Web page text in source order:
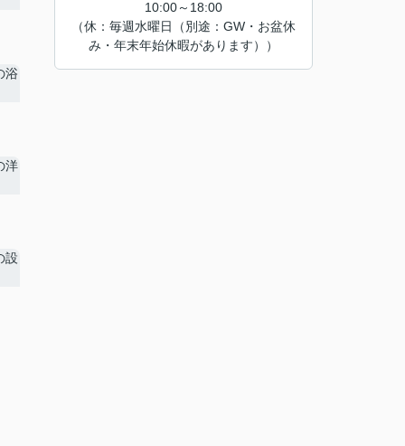
10:00～18:00
（休：毎週水曜日（別途：GW・お盆休
み・年末年始休暇があります））